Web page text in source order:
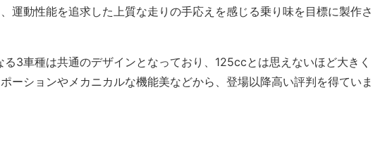
運動性能を追求した上質な走りの手応えを感じる乗り味を目標に製作さ
る3車種は共通のデザインとなっており、125ccとは思えないほど大きく
ーションやメカニカルな機能美などから、登場以降高い評判を得ていま